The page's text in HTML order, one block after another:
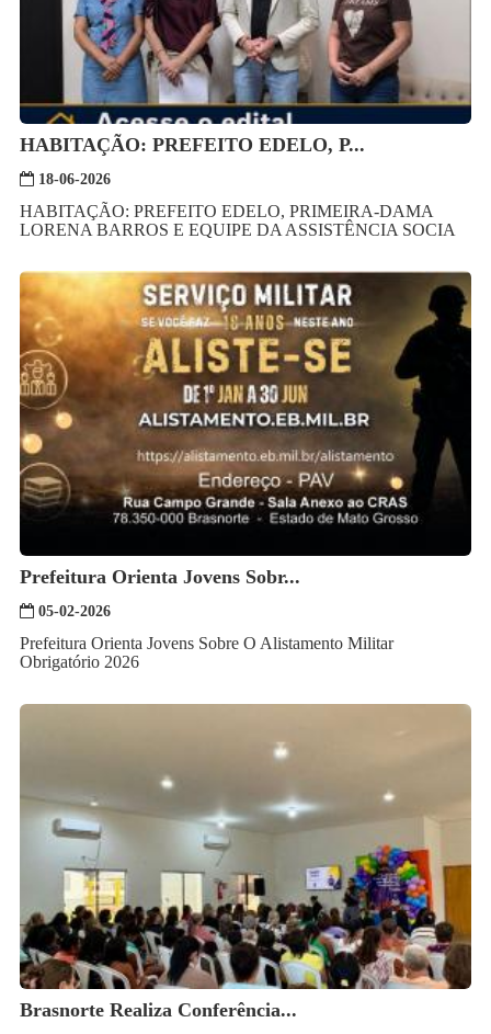
HABITAÇÃO: PREFEITO EDELO, P...
18-06-2026
HABITAÇÃO: PREFEITO EDELO, PRIMEIRA-DAMA
LORENA BARROS E EQUIPE DA ASSISTÊNCIA SOCIA
Prefeitura Orienta Jovens Sobr...
05-02-2026
Prefeitura Orienta Jovens Sobre O Alistamento Militar
Obrigatório 2026
Brasnorte Realiza Conferência...